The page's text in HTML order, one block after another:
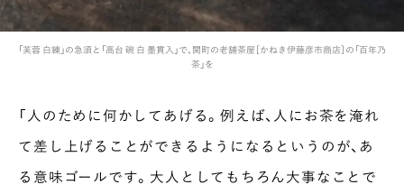
「芙蓉 白練」の急須と「高台 碗 白 墨貫入」で、関町の老舗茶屋［かねき伊藤彦市商店］の「百年乃
茶」を
「人のために何かしてあげる。例えば、人にお茶を淹れ
て差し上げることができるようになるというのが、あ
る意味ゴールです。大人としてもちろん大事なことで